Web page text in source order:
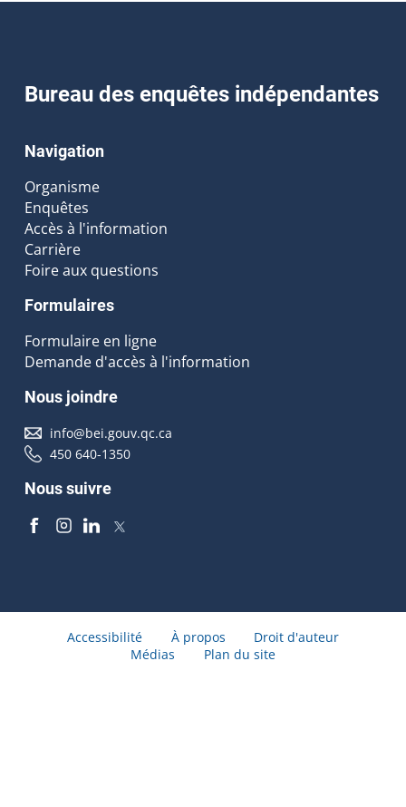
Bureau des enquêtes indépendantes
Navigation
Organisme
Enquêtes
Accès à l'information
Carrière
Foire aux questions
Formulaires
Formulaire en ligne
Demande d'accès à l'information
Nous joindre
info@bei.gouv.qc.ca
450 640-1350
Nous suivre
Accessibilité À propos
Droit d'auteur
Médias
Plan du site